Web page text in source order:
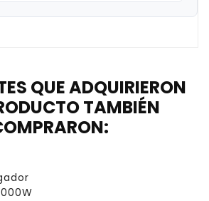
QUE ADQUIRIERON
TAMBIÉN